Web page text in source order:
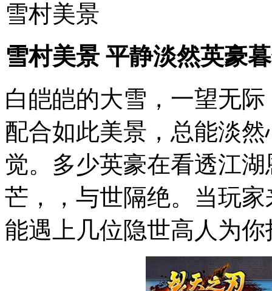
雪村美景
雪村美景 平静淡然英豪
白皑皑的大雪，一望无
配合如此美景，总能淡
觉。多少英豪在看透江
芒，，与世隔绝。当玩
能遇上几位隐世高人为